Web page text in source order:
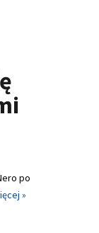
po
»